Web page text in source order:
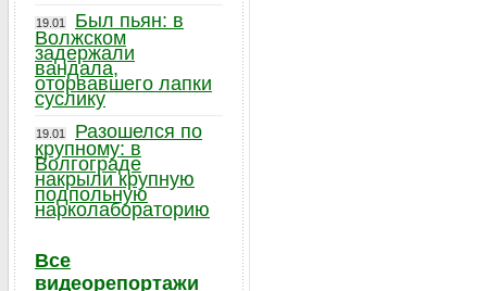
19.01
Был пьян: в
Волжском
задержали
вандала,
оторвавшего лапки
суслику
19.01
Разошелся по
крупному: в
Волгограде
накрыли крупную
подпольную
нарколабораторию
Все
видеорепортажи